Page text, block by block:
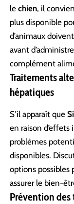
le chien, il
plus disponible
d’animaux
avant
complément
Traitements
hépatiques
S’il apparaît que
en raison d’effets
problèmes
disponibles.
options possibles
assurer le bien-
Prévention des